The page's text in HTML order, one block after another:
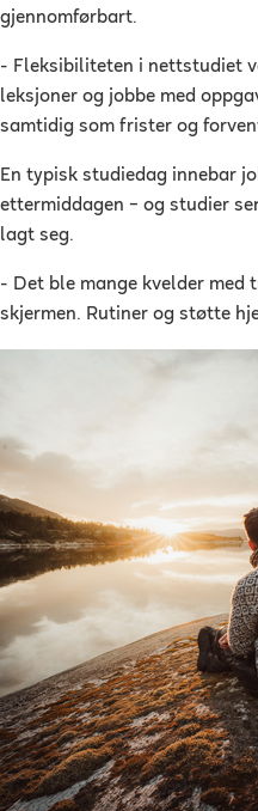
gjennomførbart.
- Fleksibiliteten i nettstudiet
leksjoner og jobbe med
samtidig som frister og
En typisk studiedag innebar
ettermiddagen – og studier
lagt seg.
- Det ble mange kvelder med
skjermen. Rutiner og støtte